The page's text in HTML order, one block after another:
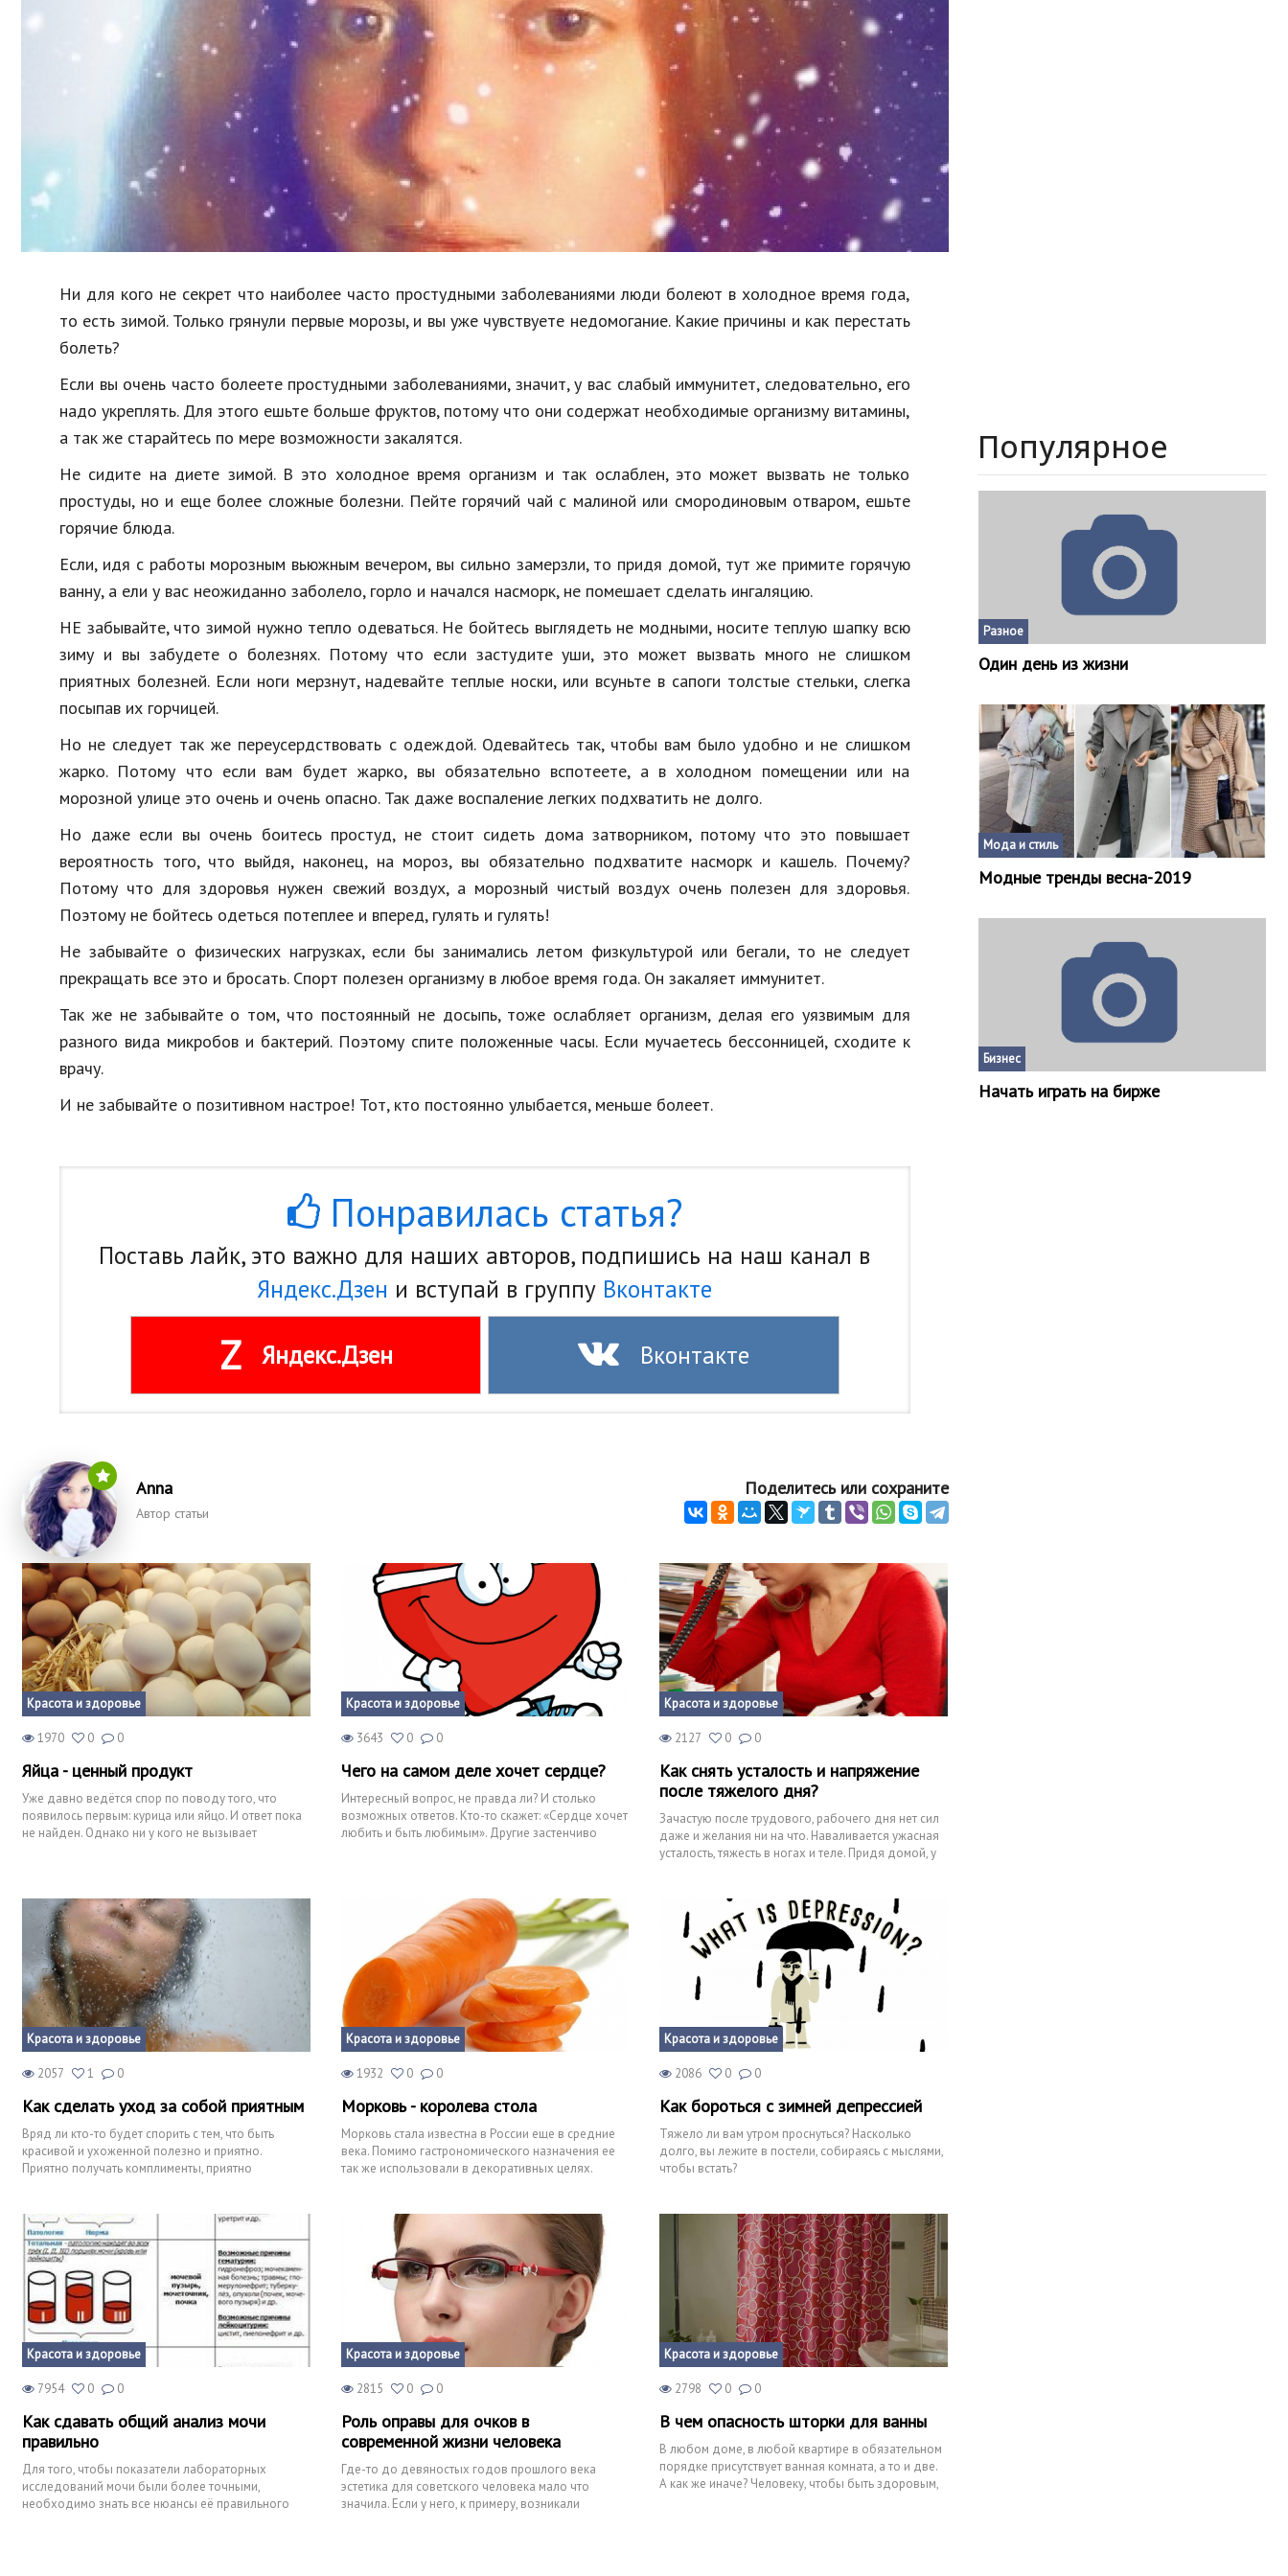
Авто, мото
Спорт
Знаменитости
Недвижимость
Спорт и фитнес
Психология и отношения
Творчество и рукоделие
Разное
Работа и бизнес
Животные
Еда и напитки
Праздники и подарки
Мода и стиль
Хобби и развлечения
Финансы
Юриспруденция
Природа
Образование
Наука и технологии
Ни для кого не секрет что наиболее часто простудными заболеваниями люди болеют в холодное время года,
то есть зимой. Только грянули первые морозы, и вы уже чувствуете недомогание. Какие причины и как перестать
болеть?
Если вы очень часто болеете простудными заболеваниями, значит, у вас слабый иммунитет, следовательно, его
надо укреплять. Для этого ешьте больше фруктов, потому что они содержат необходимые организму витамины,
а так же старайтесь по мере возможности закалятся.
Не сидите на диете зимой. В это холодное время организм и так ослаблен, это может вызвать не только
простуды, но и еще более сложные болезни. Пейте горячий чай с малиной или смородиновым отваром, ешьте
горячие блюда.
Если, идя с работы морозным вьюжным вечером, вы сильно замерзли, то придя домой, тут же примите горячую
ванну, а ели у вас неожиданно заболело, горло и начался насморк, не помешает сделать ингаляцию.
НЕ забывайте, что зимой нужно тепло одеваться. Не бойтесь выглядеть не модными, носите теплую шапку всю
зиму и вы забудете о болезнях. Потому что если застудите уши, это может вызвать много не слишком
приятных болезней. Если ноги мерзнут, надевайте теплые носки, или всуньте в сапоги толстые стельки, слегка
посыпав их горчицей.
Но не следует так же переусердствовать с одеждой. Одевайтесь так, чтобы вам было удобно и не слишком
жарко. Потому что если вам будет жарко, вы обязательно вспотеете, а в холодном помещении или на
морозной улице это очень и очень опасно. Так даже воспаление легких подхватить не долго.
Но даже если вы очень боитесь простуд, не стоит сидеть дома затворником, потому что это повышает
вероятность того, что выйдя, наконец, на мороз, вы обязательно подхватите насморк и кашель. Почему?
Потому что для здоровья нужен свежий воздух, а морозный чистый воздух очень полезен для здоровья.
Поэтому не бойтесь одеться потеплее и вперед, гулять и гулять!
Не забывайте о физических нагрузках, если бы занимались летом физкультурой или бегали, то не следует
прекращать все это и бросать. Спорт полезен организму в любое время года. Он закаляет иммунитет.
Так же не забывайте о том, что постоянный не досыпь, тоже ослабляет организм, делая его уязвимым для
разного вида микробов и бактерий. Поэтому спите положенные часы. Если мучаетесь бессонницей, сходите к
врачу.
И не забывайте о позитивном настрое! Тот, кто постоянно улыбается, меньше болеет.
Понравилась статья?
Поставь лайк, это важно для наших авторов, подпишись на наш канал в
Яндекс.Дзен и вступай в группу Вконтакте
Z Яндекс.Дзен Вконтакте
Anna
Автор статьи
Поделитесь или сохраните
Красота и здоровье
1970 0 0
Яйца - ценный продукт
Уже давно ведётся спор по поводу того, что
появилось первым: курица или яйцо. И ответ пока
не найден. Однако ни у кого не вызывает
Красота и здоровье
3643 0 0
Чего на самом деле хочет сердце?
Интересный вопрос, не правда ли? И столько
возможных ответов. Кто-то скажет: «Сердце хочет
любить и быть любимым». Другие застенчиво
Красота и здоровье
2127 0 0
Как снять усталость и напряжение
после тяжелого дня?
Зачастую после трудового, рабочего дня нет сил
даже и желания ни на что. Наваливается ужасная
усталость, тяжесть в ногах и теле. Придя домой, у
Красота и здоровье
2057 1 0
Как сделать уход за собой приятным
Вряд ли кто-то будет спорить с тем, что быть
красивой и ухоженной полезно и приятно.
Приятно получать комплименты, приятно
Красота и здоровье
1932 0 0
Морковь - королева стола
Морковь стала известна в России еще в средние
века. Помимо гастрономического назначения ее
так же использовали в декоративных целях.
Красота и здоровье
2086 0 0
Как бороться с зимней депрессией
Тяжело ли вам утром проснуться? Насколько
долго, вы лежите в постели, собираясь с мыслями,
чтобы встать?
Красота и здоровье
7954 0 0
Как сдавать общий анализ мочи
правильно
Для того, чтобы показатели лабораторных
исследований мочи были более точными,
необходимо знать все нюансы её правильного
Красота и здоровье
2815 0 0
Роль оправы для очков в
современной жизни человека
Где-то до девяностых годов прошлого века
эстетика для советского человека мало что
значила. Если у него, к примеру, возникали
Красота и здоровье
2798 0 0
В чем опасность шторки для ванны
В любом доме, в любой квартире в обязательном
порядке присутствует ванная комната, а то и две.
А как же иначе? Человеку, чтобы быть здоровым,
Популярное
Разное
Один день из жизни
Мода и стиль
Модные тренды весна-2019
Бизнес
Начать играть на бирже